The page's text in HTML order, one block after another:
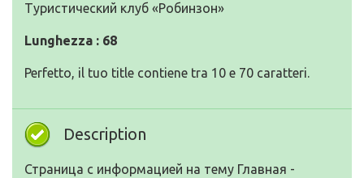
Туристический клуб «Робинзон»
Lunghezza : 68
Perfetto, il tuo title contiene tra 10 e 70 caratteri.
Description
Страница с информацией на тему Главная -